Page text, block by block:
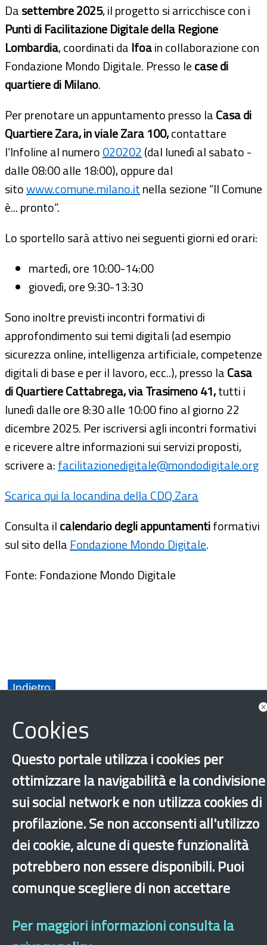
Dasettembre 2025, il progetto si arricchisce con i
Punti di Facilitazione Digitale della Regione
Lombardia, coordinati da Ifoain collaborazione con
Fondazione Mondo Digitale. Presso lecase di
quartiere di Milano.
Per prenotare un appuntamento presso laCasa di
Quartiere Zara, in viale Zara 100,contattare
l’Infoline al numero020202 (dal lunedì al sabato -
dalle 08:00 alle 18:00), oppure dal
sitowww.comune.milano.itnella sezione “Il Comune
è... pronto”.
Lo sportello sarà attivo nei seguenti giorni ed orari:
martedì, ore 10:00-14:00
giovedì, ore 9:30-13:30
Sono inoltre previsti incontri formativi di
approfondimento sui temi digitali (ad esempio
sicurezza online, intelligenza artificiale, competenze
digitali di base e per il lavoro, ecc..), presso laCasa
di Quartiere Cattabrega, via Trasimeno 41,tutti i
lunedì dalle ore 8:30 alle 10:00 fino al giorno 22
dicembre 2025. Per iscriversi agli incontri formativi
e ricevere altre informazioni sui servizi proposti,
scrivere a:facilitazionedigitale@mondodigitale.org
Scarica qui la locandina della CDQ Zara
Consulta ilcalendario degli appuntamentiformativi
sul sito della Fondazione Mondo Digitale.
Fonte: Fondazione Mondo Digitale
Lombardia
Bandi e opportunità
Integrazione
Istruzione Milano
×
Cookies
Questo portale utilizza i cookies per
ottimizzare la navigabilità e la condivisione
sui social network e non utilizza cookies di
profilazione. Se non acconsenti all'utilizzo
dei cookie, alcune di queste funzionalità
potrebbero non essere disponibili. Puoi
comunque scegliere di non accettare
Per maggiori informazioni consulta la
Dichiarazione di accessibilità Mappa del sito Legal & Privacy
Contatti